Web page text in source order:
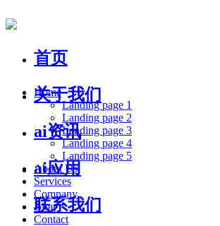
首页
关于我们
ai资讯
ai应用
联系我们
Home
Landing page 1
Landing page 2
Landing page 3
Landing page 4
Landing page 5
About Us
Services
Company
Blog
Contact